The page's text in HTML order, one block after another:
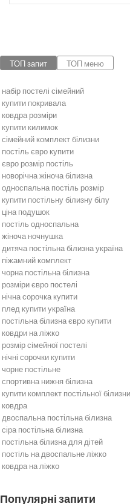
ТОП запит ТОП меню
набір постелі сімейний
купити покривала
ковдра розміри
купити килимок
сімейний комплект білизни
постіль євро купити
євро розмір постіль
новорічна жіноча білизна
односпальна постіль розмір
купити постільну білизну білу
ціна подушок
постіль односпальна
жіноча ночнушка
дитяча постільна білизна україна
піжамний комплект
чорна постільна білизна
розміри євро постелі
нічна сорочка купити
плед купити україна
постільна білизна євро купити
ковдри на ліжко
розмір сімейної постелі
нічні сорочки купити
чорне постільне
спортивна нижня білизна
купити комплект постільної
ковдра
двоспальна постільна білизна
сіра постільна білизна
постільна білизна для дітей
постіль на двоспальне ліжко
ковдра на ліжко
Популярні запити